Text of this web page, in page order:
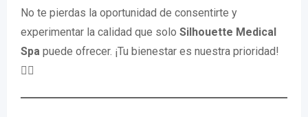
No te pierdas la oportunidad de consentirte y
experimentar la calidad que solo Silhouette Medical
Spa puede ofrecer. ¡Tu bienestar es nuestra prioridad!
🧘‍♀️